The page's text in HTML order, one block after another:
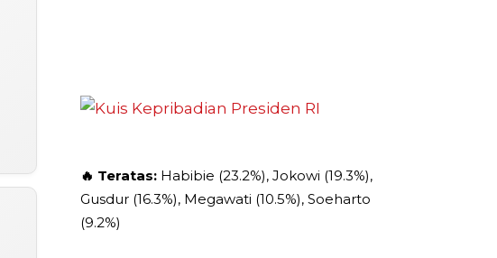
🔥 Teratas: Habibie (23.2%), Jokowi (19.3%),
Gusdur (16.3%), Megawati (10.5%), Soeharto
(9.2%)